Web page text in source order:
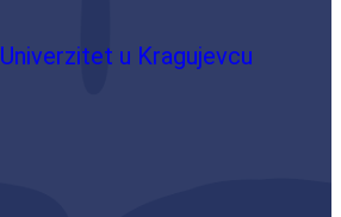
Univerzitet u Kragujevcu